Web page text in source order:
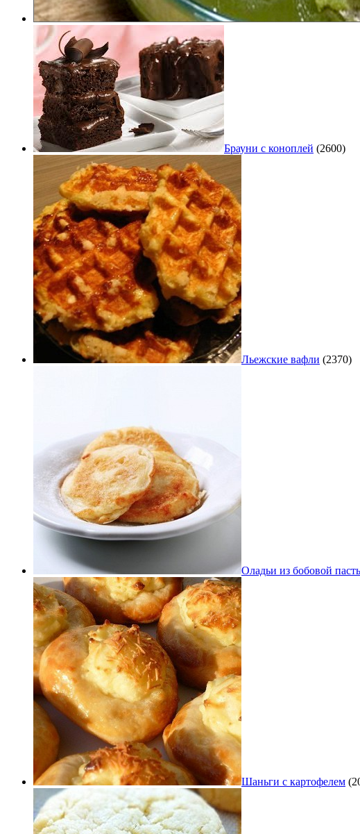
Брауни с коноплей (2600)
Льежские вафли (2370)
Оладьи из бобовой
Шаньги с картофелем